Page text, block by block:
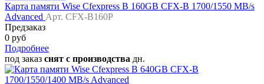
Карта памяти Wise Cfexpress B 160GB CFX-B 1700/1550 MB/s
Advanced Арт. CFX-B160P
Предзаказ
0 руб
Подробнее
под заказ снят с производства дн.